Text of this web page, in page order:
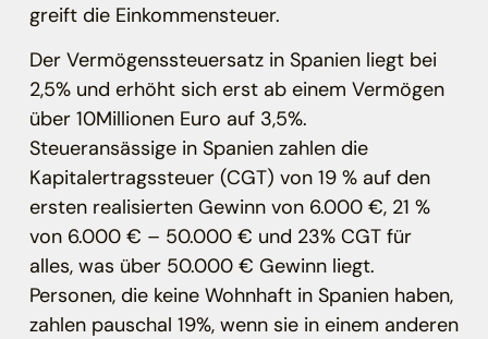
greift die Einkommensteuer.
Der Vermögenssteuersatz in Spanien liegt bei
2,5% und erhöht sich erst ab einem Vermögen
über 10Millionen Euro auf 3,5%.
Steueransässige in Spanien zahlen die
Kapitalertragssteuer (CGT) von 19 % auf den
ersten realisierten Gewinn von 6.000 €, 21 %
von 6.000 € – 50.000 € und 23% CGT für
alles, was über 50.000 € Gewinn liegt.
Personen, die keine Wohnhaft in Spanien haben,
zahlen pauschal 19%, wenn sie in einem anderen